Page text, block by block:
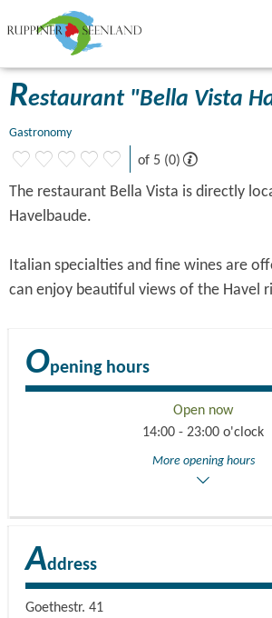
Restaurant "Bella Vista
Gastronomy
of 5 (0)
The restaurant Bella Vista is directly
Havelbaude.
Italian specialties and fine wines are
can enjoy beautiful views of the Havel
Opening hours
Open now
14:00 - 23:00 o'clock
More opening hours
Address
Goethestr. 41